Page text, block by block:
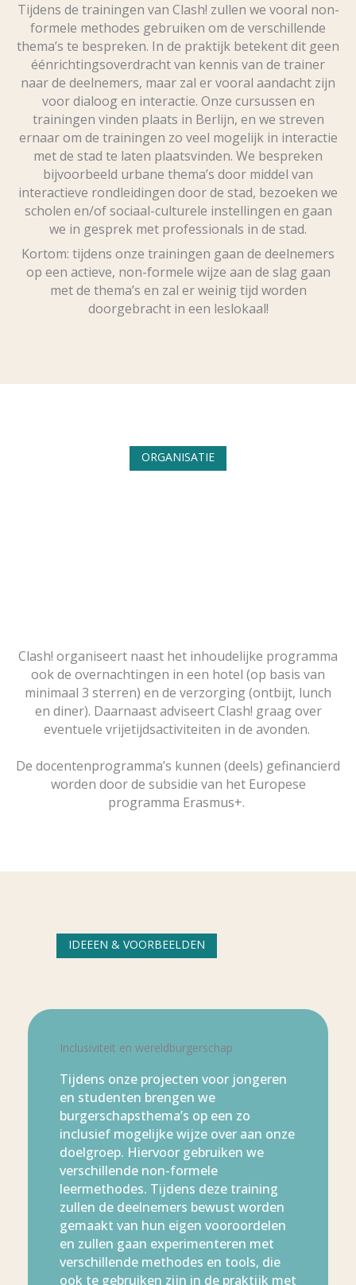
Tijdens de trainingen van Clash! zullen we vooral non-
formele methodes gebruiken om de verschillende
thema’s te bespreken. In de praktijk betekent dit geen
éénrichtingsoverdracht van kennis van de trainer
naar de deelnemers, maar zal er vooral aandacht zijn
voor dialoog en interactie. Onze cursussen en
trainingen vinden plaats in Berlijn, en we streven
ernaar om de trainingen zo veel mogelijk in interactie
met de stad te laten plaatsvinden. We bespreken
bijvoorbeeld urbane thema’s door middel van
interactieve rondleidingen door de stad, bezoeken we
scholen en/of sociaal-culturele instellingen en gaan
we in gesprek met professionals in de stad.
Kortom: tijdens onze trainingen gaan de deelnemers
op een actieve, non-formele wijze aan de slag gaan
met de thema’s en zal er weinig tijd worden
doorgebracht in een leslokaal!
ORGANISATIE
Clash! organiseert naast het inhoudelijke programma
ook de overnachtingen in een hotel (op basis van
minimaal 3 sterren) en de verzorging (ontbijt, lunch
en diner). Daarnaast adviseert Clash! graag over
eventuele vrijetijdsactiviteiten in de avonden.
De docentenprogramma’s kunnen (deels) gefinancierd
worden door de subsidie van het Europese
programma Erasmus+.
IDEEEN & VOORBEELDEN
Inclusiviteit en wereldburgerschap
Tijdens onze projecten voor jongeren
en studenten brengen we
burgerschapsthema’s op een zo
inclusief mogelijke wijze over aan onze
doelgroep. Hiervoor gebruiken we
verschillende non-formele
leermethodes. Tijdens deze training
zullen de deelnemers bewust worden
gemaakt van hun eigen vooroordelen
en zullen gaan experimenteren met
verschillende methodes en tools, die
ook te gebruiken zijn in de praktijk met